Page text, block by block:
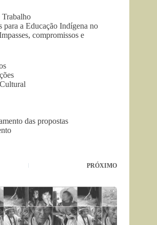
Trabalho
para a Educação Indígena no
compromissos e
das propostas
PRÓXIMO